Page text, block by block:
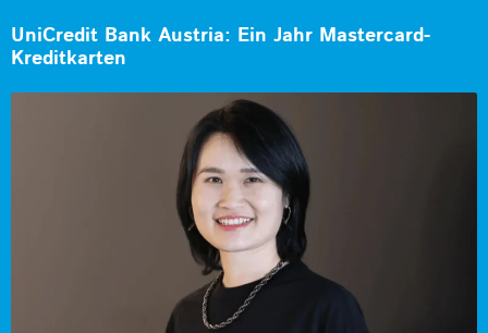
UniCredit Bank Austria: Ein Jahr Mastercard-
Kreditkarten